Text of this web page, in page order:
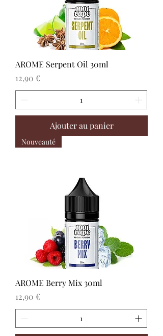
AROME Serpent Oil 30ml
Prix
12,90 €
Ajouter au panier
Nouveauté
AROME Berry Mix 30ml
Prix
12,90 €